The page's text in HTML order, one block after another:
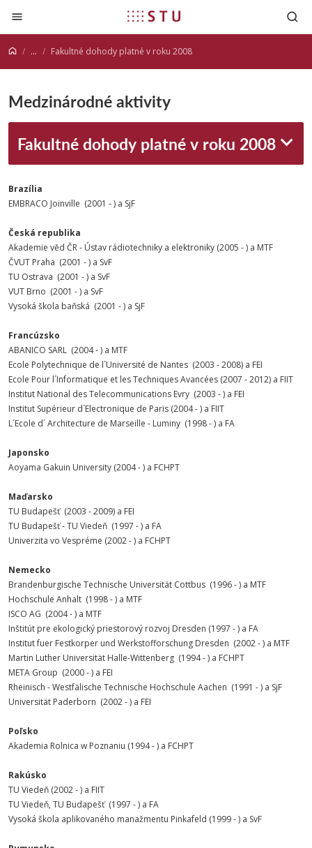
Prejsť na obsah
... Fakultné dohody platné v roku 2008
Medzinárodné aktivity
Fakultné dohody platné v roku 2008
Brazília
EMBRACO Joinville (2001 - ) a SjF
Česká republika
Akademie věd ČR - Ústav rádiotechniky a elektroniky (2005 - ) a MTF
ČVUT Praha (2001 - ) a SvF
TU Ostrava (2001 - ) a SvF
VUT Brno (2001 - ) a SvF
Vysoká škola baňská (2001 - ) a SjF
Francúzsko
ABANICO SARL (2004 - ) a MTF
Ecole Polytechnique de l´Université de Nantes (2003 - 2008) a FEI
Ecole Pour l´Informatique et les Techniques Avancées (2007 - 2012) a FIIT
Institut National des Telecommunications Evry (2003 - ) a FEI
Institut Supérieur d´Electronique de Paris (2004 - ) a FIIT
L´Ecole d´ Architecture de Marseille - Luminy (1998 - ) a FA
Japonsko
Aoyama Gakuin University (2004 - ) a FCHPT
Maďarsko
TU Budapešť (2003 - 2009) a FEI
TU Budapešť - TU Viedeň (1997 - ) a FA
Univerzita vo Vespréme (2002 - ) a FCHPT
Nemecko
Brandenburgische Technische Universität Cottbus (1996 - ) a MTF
Hochschule Anhalt (1998 - ) a MTF
ISCO AG (2004 - ) a MTF
Inštitút pre ekologický priestorový rozvoj Dresden (1997 - ) a FA
Institut fuer Festkorper und Werkstofforschung Dresden (2002 - ) a MTF
Martin Luther Universität Halle-Wittenberg (1994 - ) a FCHPT
META Group (2000 - ) a FEI
Rheinisch - Westfälische Technische Hochschule Aachen (1991 - ) a SjF
Universität Paderborn (2002 - ) a FEI
Poľsko
Akademia Rolnica w Poznaniu (1994 - ) a FCHPT
Rakúsko
TU Viedeň (2002 - ) a FIIT
TU Viedeň, TU Budapešť (1997 - ) a FA
Vysoká škola aplikovaného manažmentu Pinkafeld (1999 - ) a SvF